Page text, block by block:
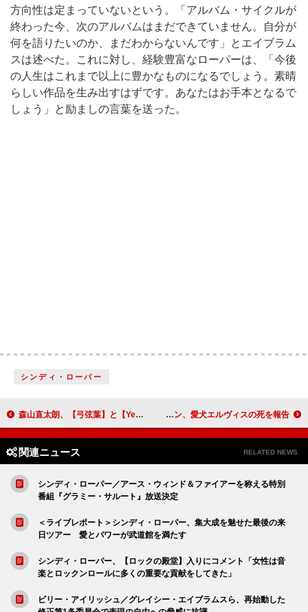
方向性は定まっていないという。「アルバム・サイクルが
終わった今、次のアルバムはまだできていません。自分が
何を語りたいのか、まだわからないんです」とエイブラム
スは述べた。これに対し、経験豊富なローパーは、「今後
の人生はこれまで以上に豊かなものになるでしょう。素晴
らしい作品を生み出すはずです。あなたはお手本となるで
しょう」と励ましの言葉を送った。
シンディ・ローパー
森山直太朗、【弓弦葉】と【Yeeeehaaaaw!】2つの全国ツアーが開幕 シャロン・オズボーン、愛犬エルヴィスの死を報告
関連ニュース RELATED NEWS
シンディ・ローパー／アース・ウィンド＆ファイアーを称える特別
番組『グラミー・サルート』放送決定
＜ライブレポート＞シンディ・ローパー、集大成を魅せた最後の来
日ツアー 愛とパワーが武道館を満たす
シンディ・ローパー、【ロックの殿堂】入りにコメント「女性は音
楽とロックンロールに多くの重要な貢献をしてきた」
ビリー・アイリッシュ／グレイシー・エイブラムスら、再始動した